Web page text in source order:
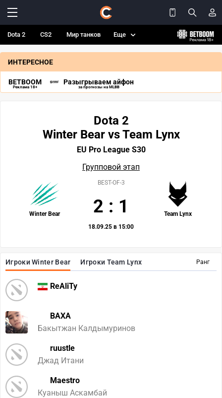
Dota 2 CS2 Мир танков Еще
ИНТЕРЕСНОЕ
BETBOOM
Реклама 18+
Разыгрываем айфон
за прогнозы на MLBB
Ранг
Игроки Winter Bear Игроки Team Lynx
ReAliTy
BAXA
Бакытжан Калдымуринов
ruustle
Джад Итани
Maestro
Куаныш Аскамбай
Dota 2
Winter Bear vs Team Lynx
EU Pro League S30
Групповой этап
Winter Bear Team Lynx
BEST-OF-3
2 : 1
18.09.25 в 15:00